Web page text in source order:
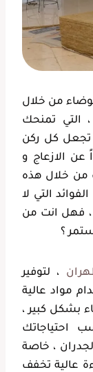
من خلال
، التي تمنحك
تجعل كل ركن
عن الازعاج و
من خلال هذه
التي لا
، فهل انت من
؟
، لتوفير
مواد عالية
بشكل كبير ،
احتياجاتك
، خاصة
عالية تخفف